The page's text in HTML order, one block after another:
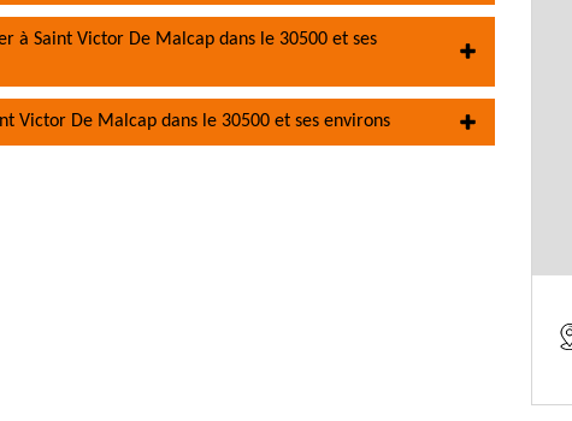
à Saint Victor De Malcap dans le 30500 et ses
Victor De Malcap dans le 30500 et ses environs